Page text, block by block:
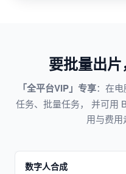
要批量出
「全平台VIP」专享：在电
任务、批量任务， 并可用
用与费用
数字人合成